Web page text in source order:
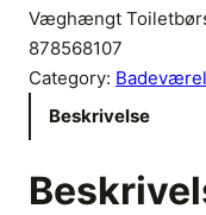
Væghængt
878568107
Category:
Beskrivelse